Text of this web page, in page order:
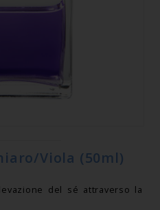
Viola (50ml)
del sé attraverso la